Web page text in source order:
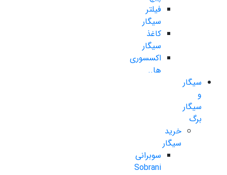
فیلتر
سیگار
کاغذ
سیگار
اکسسوری
ها..
سیگار
و
سیگار
برگ
خرید
سیگار
سوبرانی
Sobrani